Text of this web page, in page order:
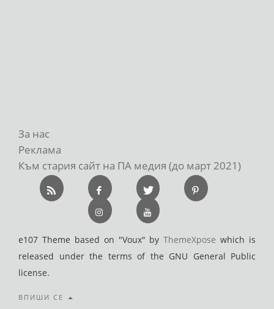
За нас
Реклама
Към стария сайт на ПА медия (до март 2021)
e107 Theme based on "Voux" byThemeXpose which is
released under the terms of the GNU General Public
license.
ВПИШИ СЕ